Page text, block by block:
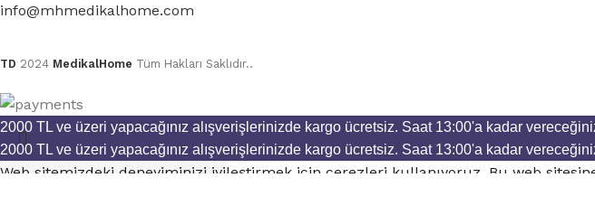
info@mhmedikalhome.com
TD 2024 MedikalHome Tüm Hakları Saklıdır..
2000 TL ve üzeri yapacağınız alışverişlerinizde kargo ücretsiz. Saat 13:00'a kadar
2000 TL ve üzeri yapacağınız alışverişlerinizde kargo ücretsiz. Saat 13:00'a kadar
Web sitemizdeki deneyiminizi iyileştirmek için çerezleri kullanıyoruz. Bu web